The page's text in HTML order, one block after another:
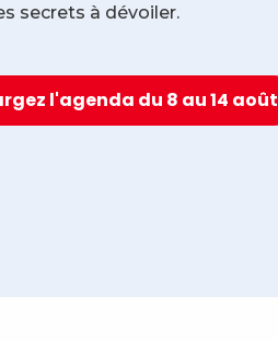
secrets à dévoiler.
l'agenda du 8 au 14 août
aux favoris